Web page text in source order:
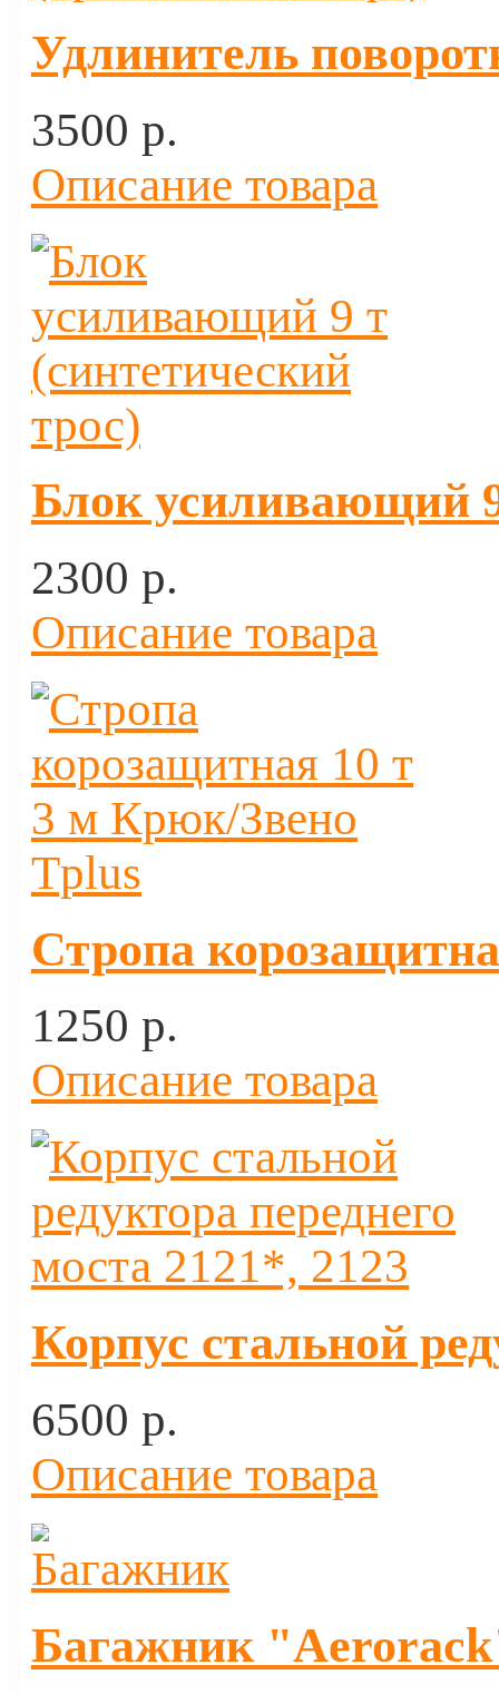
Удлинитель
3500 p.
Описание товара
Блок усиливающий
2300 p.
Описание товара
Стропа
1250 p.
Описание товара
Корпус стальной
6500 p.
Описание товара
Багажник